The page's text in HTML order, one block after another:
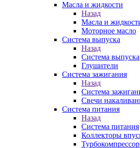
Масла и жидкости
Назад
Масла и
Моторное масло
Система выпуска
Назад
Система выпуска
Глушители
Система зажигания
Назад
Система
Свечи
Система питания
Назад
Система питания
Коллекторы